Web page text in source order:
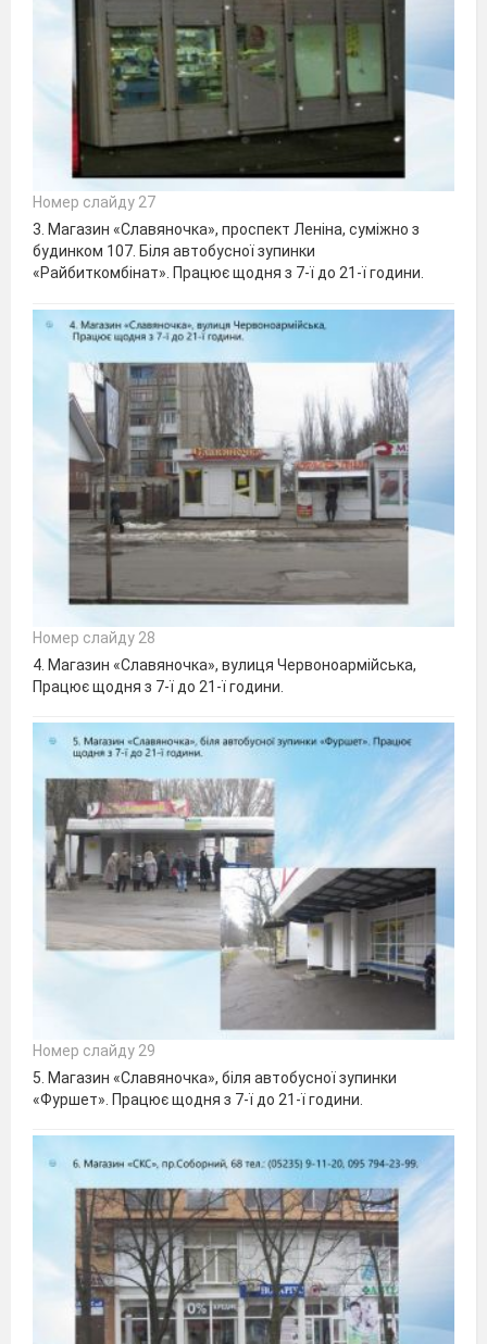
Номер слайду 27
3. Магазин «Славяночка», проспект Леніна, суміжно з
будинком 107. Біля автобусної зупинки
«Райбиткомбінат». Працює щодня з 7-ї до 21-ї години.
Номер слайду 28
4. Магазин «Славяночка», вулиця Червоноармійська,
Працює щодня з 7-ї до 21-ї години.
Номер слайду 29
5. Магазин «Славяночка», біля автобусної зупинки
«Фуршет». Працює щодня з 7-ї до 21-ї години.